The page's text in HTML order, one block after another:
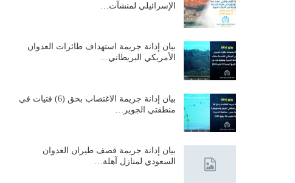
الإسرائيلي لمنشآت…
بيان إدانة جريمة استهداف طائرات العدوان
الأمريكي البريطاني…
بيان إدانة جريمة الاغتصاب بحق (6) فتيات في
منطقتي الجوير…
بيان إدانة جريمة قصف طيران العدوان
السعودي لمنازل آهلة…